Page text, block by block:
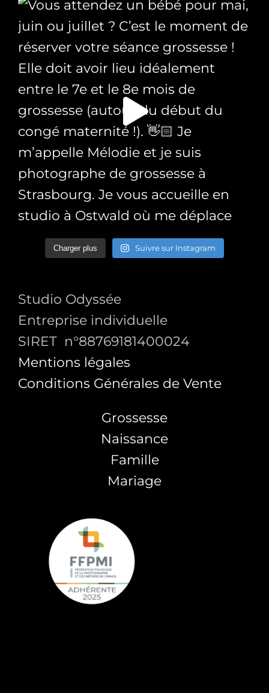
Charger plus Suivre sur Instagram
Studio Odyssée
Entreprise individuelle
SIRET n°88769181400024
Mentions légales
Conditions Générales de Vente
Grossesse
Naissance
Famille
Mariage